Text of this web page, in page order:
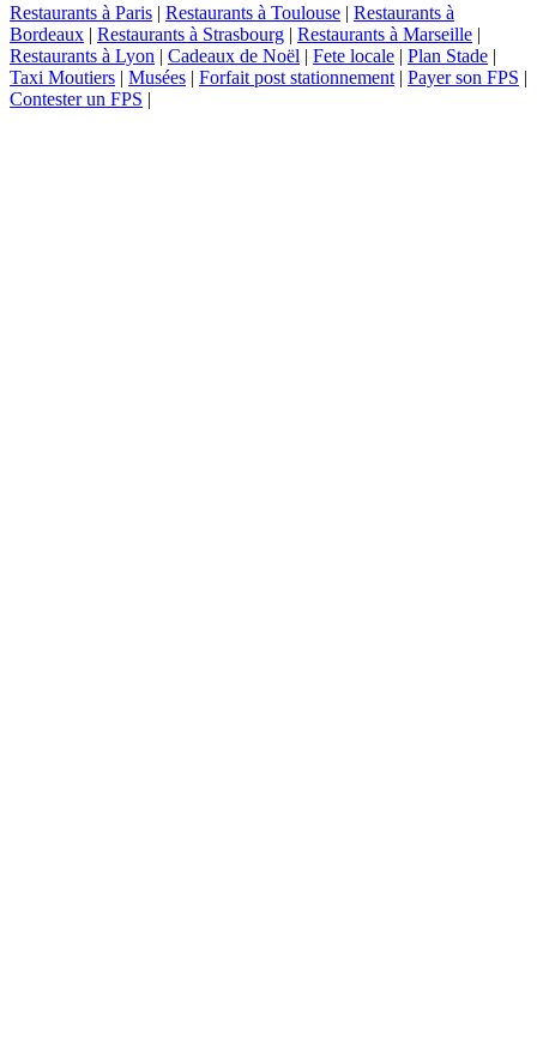
Restaurants à Paris | Restaurants à Toulouse | Restaurants à
Bordeaux | Restaurants à Strasbourg | Restaurants à Marseille |
Restaurants à Lyon | Cadeaux de Noël | Fete locale | Plan Stade |
Taxi Moutiers | Musées | Forfait post stationnement | Payer son FPS |
Contester un FPS |